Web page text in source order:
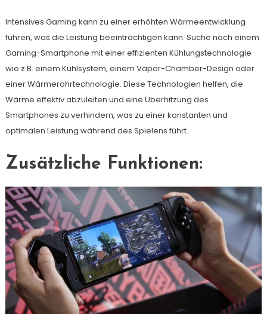
Intensives Gaming kann zu einer erhöhten Wärmeentwicklung
führen, was die Leistung beeinträchtigen kann. Suche nach einem
Gaming-Smartphone mit einer effizienten Kühlungstechnologie
wie z.B. einem Kühlsystem, einem Vapor-Chamber-Design oder
einer Wärmerohrtechnologie. Diese Technologien helfen, die
Wärme effektiv abzuleiten und eine Überhitzung des
Smartphones zu verhindern, was zu einer konstanten und
optimalen Leistung während des Spielens führt.
Zusätzliche Funktionen: